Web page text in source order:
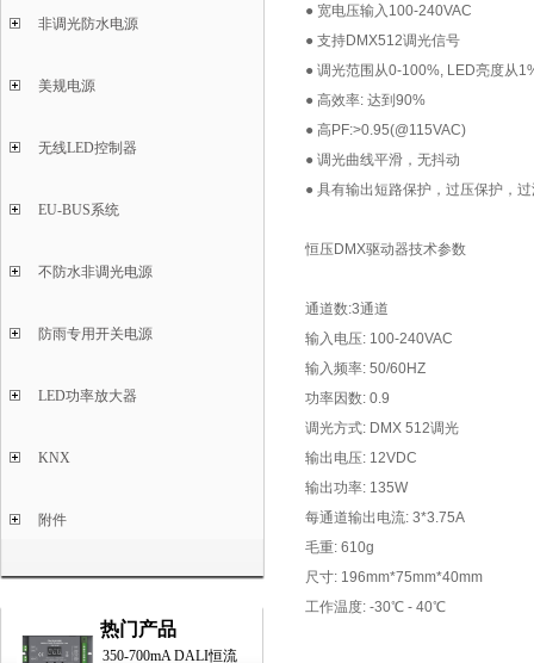
非调光防水电源
美规电源
无线LED控制器
EU-BUS系统
不防水非调光电源
防雨专用开关电源
LED功率放大器
KNX
附件
热门产品
350-700mA DALI恒流
● 宽电压输入100-240VAC
● 支持DMX512调光信号
● 调光范围从0-100%, LED亮度从
● 高效率: 达到90%
● 高PF:>0.95(@115VAC)
● 调光曲线平滑，无抖动
● 具有输出短路保护，过压保护，
恒压DMX驱动器技术参数
通道数:3通道
输入电压: 100-240VAC
输入频率: 50/60HZ
功率因数: 0.9
调光方式: DMX 512调光
输出电压: 12VDC
输出功率: 135W
每通道输出电流: 3*3.75A
毛重: 610g
尺寸: 196mm*75mm*40mm
工作温度: -30℃ - 40℃